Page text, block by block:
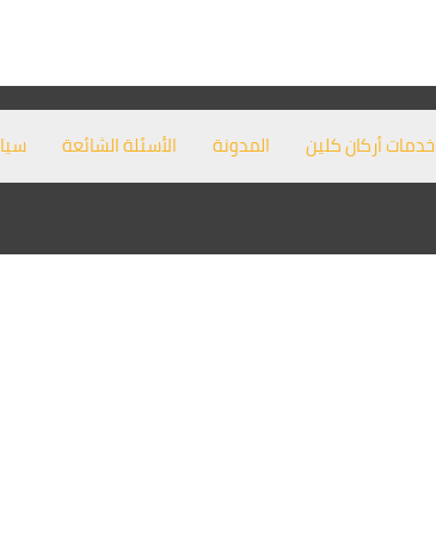
خدمات أركان كلين المدونة الأسئلة الشائعة